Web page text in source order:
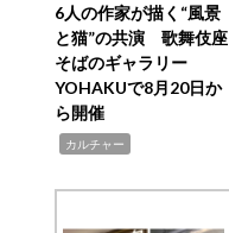
6人の作家が描く“風景
と猫”の共演 歌舞伎座
そばのギャラリー
YOHAKUで8月20日か
ら開催
カルチャー